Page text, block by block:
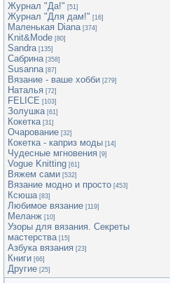
Журнал "Да!" [51]
Журнал "Для дам!" [16]
Маленькая Diana [374]
Knit&Mode [80]
Sandra [135]
Сабрина [358]
Susanna [87]
Вязание - ваше хобби [279]
Наталья [72]
FELICE [103]
Золушка [61]
Кокетка [31]
Очарование [32]
Кокетка - каприз моды [14]
Чудесные мгновения [9]
Vogue Knitting [61]
Вяжем сами [532]
Вязание модно и просто [453]
Ксюша [83]
Любимое вязание [119]
Меланж [10]
Узоры для вязания. Секреты
мастерства [15]
Азбука вязания [23]
Книги [66]
Другие [25]